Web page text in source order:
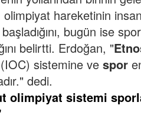
hareketinin
başladığını, bugün ise
belirtti. Erdoğan, "
sistemine ve spor
dedi.
olimpiyat sistemi